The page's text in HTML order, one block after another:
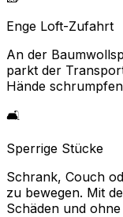
Enge Loft-Zufahrt
An der
parkt der
Hände
🛋️
Sperrige Stücke
Schrank, Couch
zu bewegen. Mit
Schäden und